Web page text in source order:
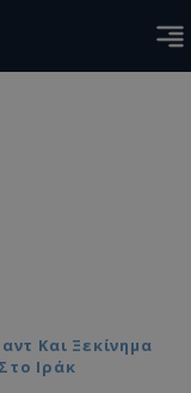
Και Ξεκίνημα
Ιράκ